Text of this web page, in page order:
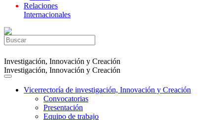
Relaciones
Internacionales
Investigación, Innovación y Creación
Investigación, Innovación y Creación
Vicerrectoría de investigación, Innovación y Creación
Convocatorias
Presentación
Equipo de trabajo